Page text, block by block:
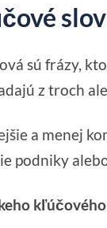
sú frázy,
z troch
a menej
podniky